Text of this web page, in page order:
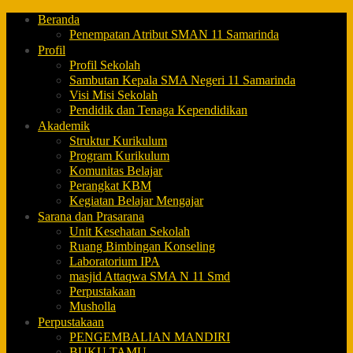
Beranda
Penempatan Atribut SMAN 11 Samarinda
Profil
Profil Sekolah
Sambutan Kepala SMA Negeri 11 Samarinda
Visi Misi Sekolah
Pendidik dan Tenaga Kependidikan
Akademik
Struktur Kurikulum
Program Kurikulum
Komunitas Belajar
Perangkat KBM
Kegiatan Belajar Mengajar
Sarana dan Prasarana
Unit Kesehatan Sekolah
Ruang Bimbingan Konseling
Laboratorium IPA
masjid Attaqwa SMA N 11 Smd
Perpustakaan
Musholla
Perpustakaan
PENGEMBALIAN MANDIRI